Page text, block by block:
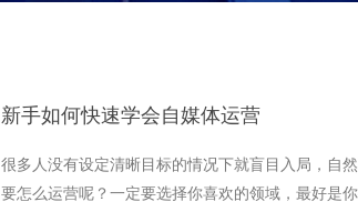
新手如何快速学会自媒体运营
很多人没有设定清晰目标的情况下就盲目入局，自
要怎么运营呢？一定要选择你喜欢的领域，最好是